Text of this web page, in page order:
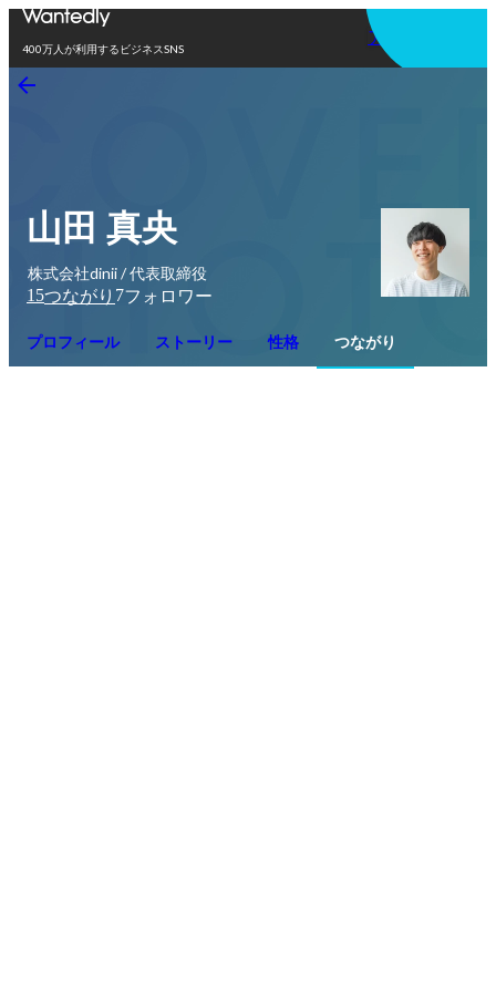
400万人が利用するビジネスSNS
アプリを使う
山田 真央
株式会社dinii / 代表取締役
15つながり 7フォロワー
プロフィール ストーリー 性格 つながり